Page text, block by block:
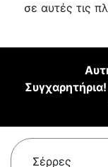
σε αυτές τις
Συγχαρητήρια!
Σέρρες